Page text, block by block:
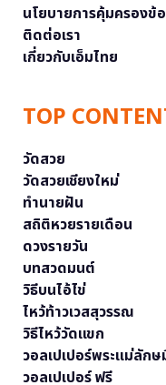
นโยบายการคุ้มครองข้
ติดต่อเรา
เกี่ยวกับเอ็มไทย
TOP
วัดสวย
วัดสวยเชียงใหม่
ทำนายฝัน
สถิติหวยรายเดือน
ดวงรายวัน
บทสวดมนต์
วิธีบนไอ้ไข่
ไหว้ท้าวเวสสุวรรณ
วิธีไหว้วัดแขก
วอลเปเปอร์พระแม่ลัก
วอลเปเปอร์ ฟรี